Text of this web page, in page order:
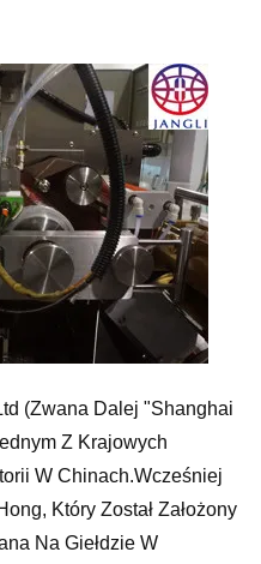
(zwana Dalej "Shanghai
Z Krajowych
W Chinach.Wcześniej
Który Został Założony
Na Giełdzie W